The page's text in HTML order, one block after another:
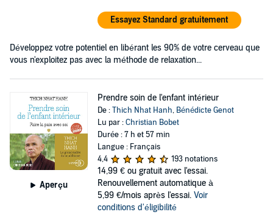
Essayez Standard gratuitement
Développez votre potentiel en libérant les 90% de votre cerveau que
vous n'exploitez pas avec la méthode de relaxation...
Aperçu
Prendre soin de l'enfant intérieur
De :Thich Nhat Hanh, Bénédicte Genot
Lu par :Christian Bobet
Durée : 7 h et 57 min
Langue : Français
4,4
193 notations
14,99 € ou gratuit avec l'essai.
Renouvellement automatique à
5,99 €/mois après l'essai. Voir
conditions d'éligibilité